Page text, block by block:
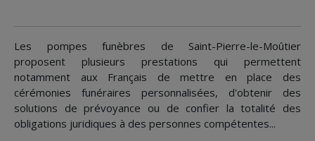
Les pompes funèbres de Saint-Pierre-le-Moûtier
proposent plusieurs prestations qui permettent
notamment aux Français de mettre en place des
cérémonies funéraires personnalisées, d'obtenir des
solutions de prévoyance ou de confier la totalité des
obligations juridiques à des personnes compétentes...